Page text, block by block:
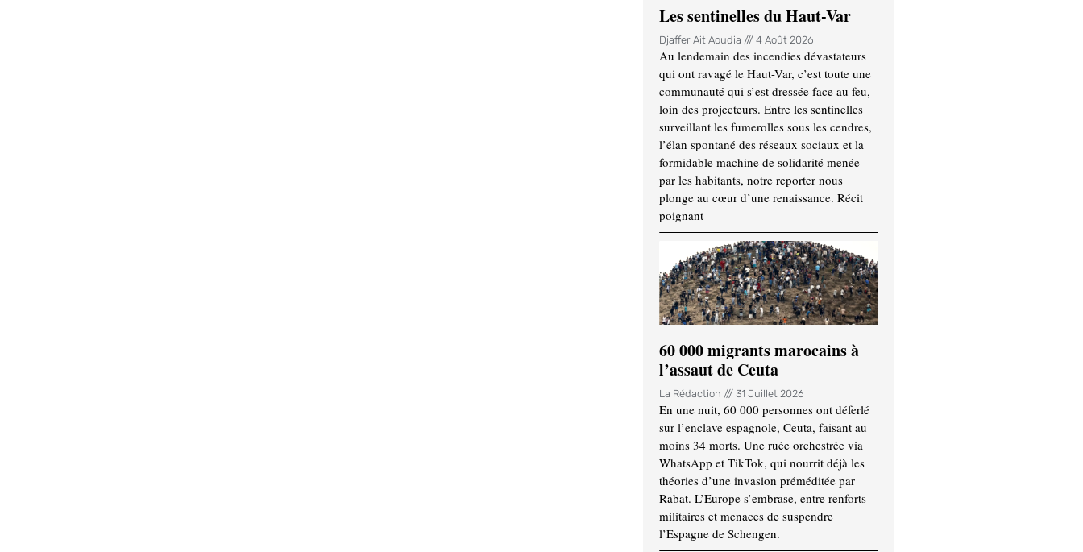
Les sentinelles du Haut-Var
Djaffer Ait Aoudia 4 Août 2026
Au lendemain des incendies dévastateurs
qui ont ravagé le Haut-Var, c’est toute une
communauté qui s’est dressée face au feu,
loin des projecteurs. Entre les sentinelles
surveillant les fumerolles sous les cendres,
l’élan spontané des réseaux sociaux et la
formidable machine de solidarité menée
par les habitants, notre reporter nous
plonge au cœur d’une renaissance. Récit
poignant
60 000 migrants marocains à
l’assaut de Ceuta
La Rédaction 31 Juillet 2026
En une nuit, 60 000 personnes ont déferlé
sur l’enclave espagnole, Ceuta, faisant au
moins 34 morts. Une ruée orchestrée via
WhatsApp et TikTok, qui nourrit déjà les
théories d’une invasion préméditée par
Rabat. L’Europe s’embrase, entre renforts
militaires et menaces de suspendre
l’Espagne de Schengen.